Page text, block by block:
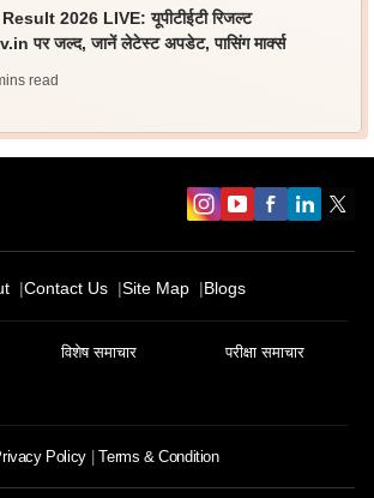
2026 LIVE: यूपीटीईटी रिजल्ट
पर जल्द, जानें लेटेस्ट अपडेट, पासिंग मार्क्स
read
Contact Us Site Map Blogs
विशेष समाचार परीक्षा समाचार
Policy Terms & Condition